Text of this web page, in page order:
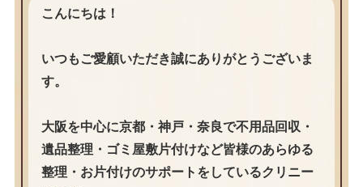
こんにちは！
いつもご愛顧いただき誠にありがとうございま
す。
大阪を中心に京都・神戸・奈良で不用品回収・
遺品整理・ゴミ屋敷片付けなど皆様のあらゆる
整理・お片付けのサポートをしているクリニー